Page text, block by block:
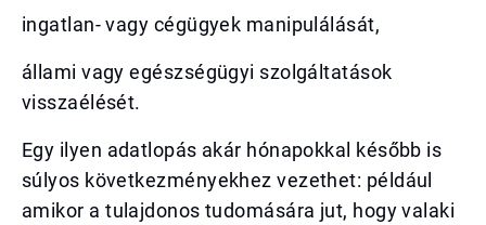
ingatlan- vagy cégügyek manipulálását,
állami vagy egészségügyi szolgáltatások
visszaélését.
Egy ilyen adatlopás akár hónapokkal később is
súlyos következményekhez vezethet: például
amikor a tulajdonos tudomására jut, hogy valaki